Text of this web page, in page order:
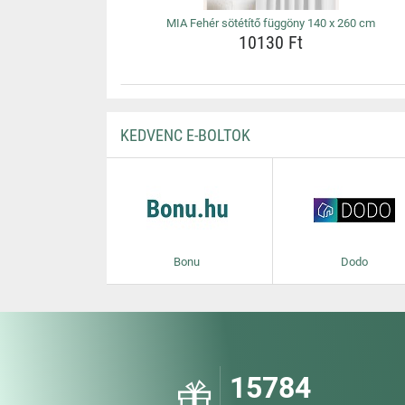
MIA Fehér sötétítő függöny 140 x 260 cm
10130 Ft
KEDVENC E-BOLTOK
Bonu Dodo
15784